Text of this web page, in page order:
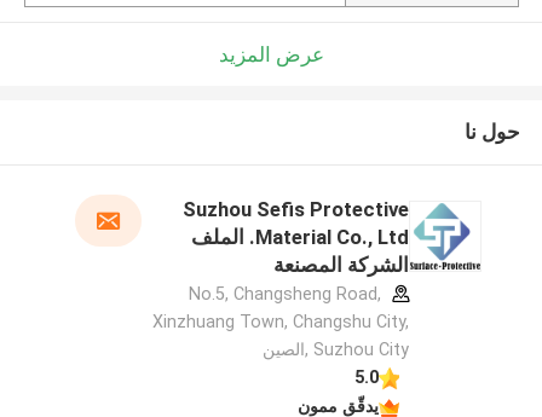
عرض المزيد
حول نا
Suzhou Sefis Protective
Material Co., Ltd. الملف
الشركة المصنعة
No.5, Changsheng Road,
Xinzhuang Town, Changshu City,
Suzhou City ,الصين
5.0
يدقّق ممون